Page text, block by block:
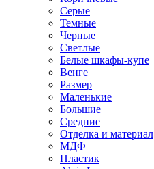
Серые
Темные
Черные
Светлые
Белые шкафы-купе
Венге
Размер
Маленькие
Большие
Средние
Отделка и материал
МДФ
Пластик